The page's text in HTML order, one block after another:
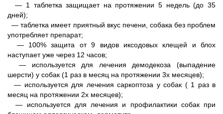
― 1 таблетка защищает на протяжении 5 недель (до 35
дней);
― таблетка имеет приятный вкус печени, собака без проблем
употребляет препарат;
― 100% защита от 9 видов иксодовых клещей и блох
наступает уже через 12 часов;
― используется для лечения демодекоза (выпадение
шерсти) у собак (1 раз в месяц на протяжении 3х месяцев);
― используется для лечения саркоптоза у собак ( 1 раз в
месяц на протяжении 2х месяцев);
― используется для лечения и профилактики собак при